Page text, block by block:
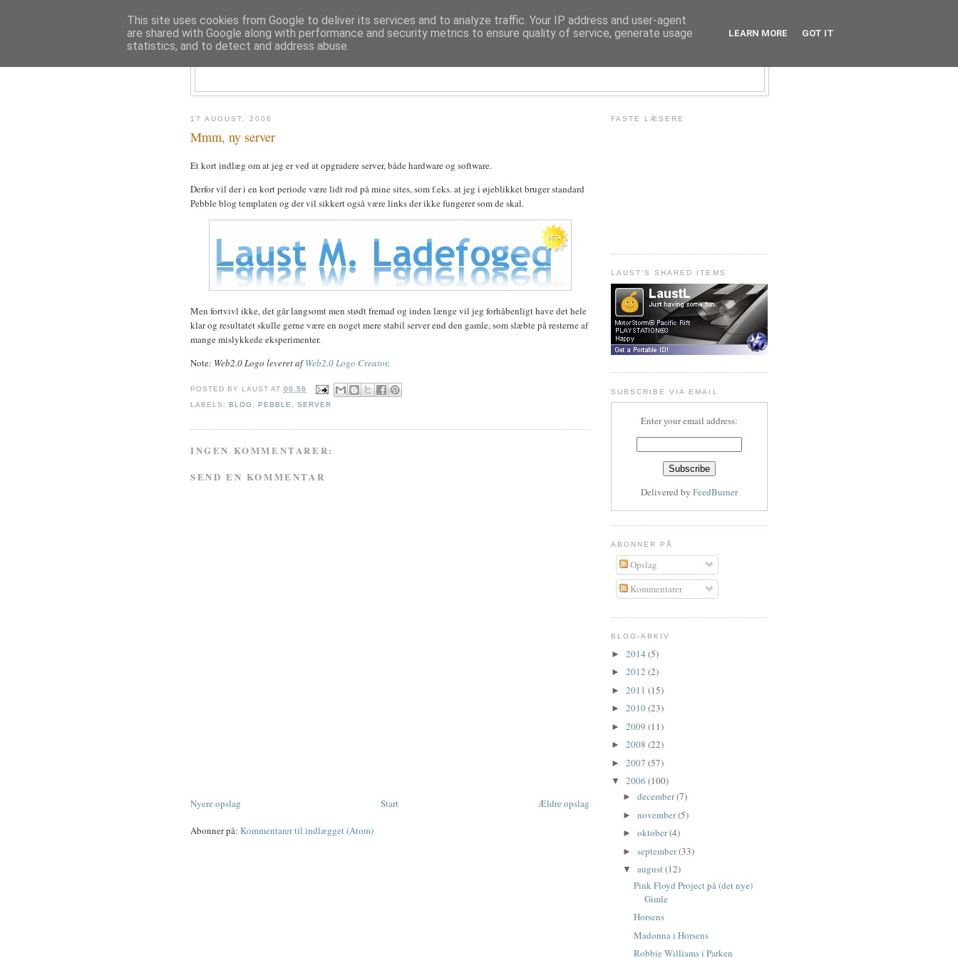
17 AUGUST, 2006
Mmm, ny server
Et kort indlæg om at jeg er ved at opgradere server, både hardware og software.
Derfor vil der i en kort periode være lidt rod på mine sites, som f.eks. at jeg i øjeblikket bruger standard
Pebble blog templaten og der vil sikkert også være links der ikke fungerer som de skal.
Men fortvivl ikke, det går langsomt men stødt fremad og inden længe vil jeg forhåbenligt have det hele
klar og resultatet skulle gerne være en noget mere stabil server end den gamle, som slæbte på resterne af
mange mislykkede eksperimenter.
Note: Web2.0 Logo leveret afWeb2.0 Logo Creator.
POSTED BY LAUST AT00.56
LABELS:BLOG ,PEBBLE,SERVER
INGEN KOMMENTARER:
SEND EN KOMMENTAR
Nyere opslag Ældre opslag
Start
Abonner på: Kommentarer til indlægget (Atom)
FASTE LÆSERE
LAUST'S SHARED ITEMS
SUBSCRIBE VIA EMAIL
Enter your email address:
Delivered by FeedBurner
ABONNER PÅ
Opslag
Kommentarer
BLOG-ARKIV
► 2014 (5)
► 2012 (2)
► 2011 (15)
► 2010(23)
► 2009 (11)
► 2008 (22)
► 2007 (57)
▼ 2006 (100)
► december(7)
► november(5)
► oktober(4)
► september(33)
▼ august(12)
Pink Floyd Project på (det nye)
Gimle
Horsens
Madonna i Horsens
Robbie Williams i Parken
This site uses cookies from Google to deliver its services and to analyze traffic. Your IP address and user-agent
are shared with Google along with performance and security metrics to ensure quality of service, generate usage
statistics, and to detect and address abuse.
LEARN MORE GOT IT